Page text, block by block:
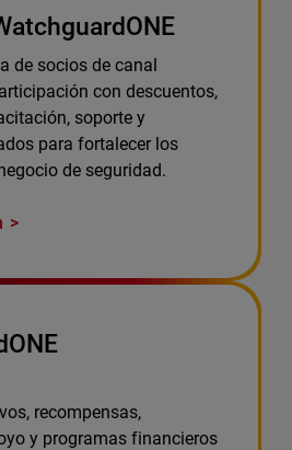
de socios de canal
con descuentos,
soporte y
para fortalecer los
de seguridad.
recompensas,
y programas financieros